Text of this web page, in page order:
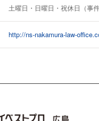
土曜日・日曜日・祝休日（事
http://ns-nakamura-law-